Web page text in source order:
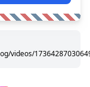
videos/